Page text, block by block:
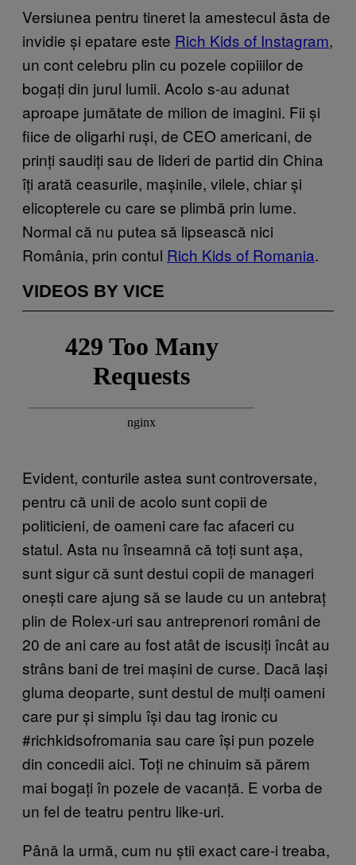
Versiunea pentru tineret la amestecul ăsta de
invidie și epatare este Rich Kids of Instagram,
un cont celebru plin cu pozele copiiilor de
bogați din jurul lumii. Acolo s-au adunat
aproape jumătate de milion de imagini. Fii și
fiice de oligarhi ruși, de CEO americani, de
prinți saudiți sau de lideri de partid din China
îți arată ceasurile, mașinile, vilele, chiar și
elicopterele cu care se plimbă prin lume.
Normal că nu putea să lipsească nici
România, prin contul Rich Kids of Romania.
VIDEOS BY VICE
Evident, conturile astea sunt controversate,
pentru că unii de acolo sunt copii de
politicieni, de oameni care fac afaceri cu
statul. Asta nu înseamnă că toți sunt așa,
sunt sigur că sunt destui copii de manageri
onești care ajung să se laude cu un antebraț
plin de Rolex-uri sau antreprenori români de
20 de ani care au fost atât de iscusiți încât au
strâns bani de trei mașini de curse. Dacă lași
gluma deoparte, sunt destul de mulți oameni
care pur și simplu își dau tag ironic cu
#richkidsofromania sau care își pun pozele
din concedii aici. Toți ne chinuim să părem
mai bogați în pozele de vacanță. E vorba de
un fel de teatru pentru like-uri.
Până la urmă, cum nu știi exact care-i treaba,